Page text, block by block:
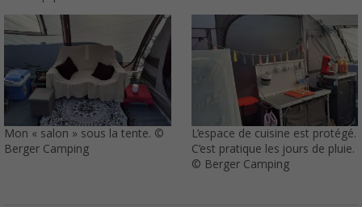
Mon « salon » sous la tente. ©
Berger Camping
L’espace de cuisine est protégé.
C’est pratique les jours de pluie.
© Berger Camping